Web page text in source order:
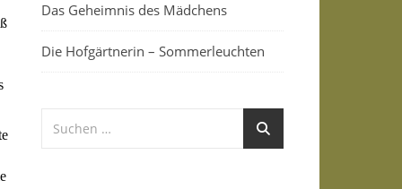
Das Geheimnis des Mädchens
Die Hofgärtnerin – Sommerleuchten